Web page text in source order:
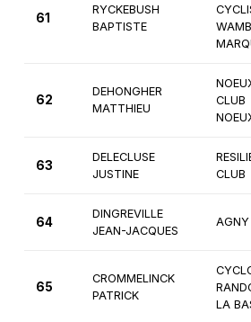
61
RYCKEBUSH
BAPTISTE
62
DEHONGHER
MATTHIEU
CLUB
63
DELECLUSE
JUSTINE
CLUB
64
DINGREVILLE
JEAN-JACQUES
65
CROMMELINCK
PATRICK
LA